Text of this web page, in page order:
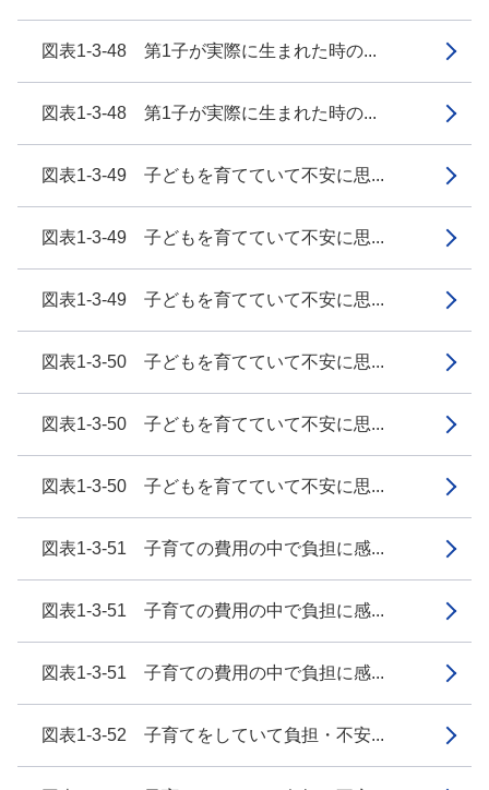
図表1-3-48 第1子が実際に生まれた時の...
図表1-3-48 第1子が実際に生まれた時の...
図表1-3-49 子どもを育てていて不安に思...
図表1-3-49 子どもを育てていて不安に思...
図表1-3-49 子どもを育てていて不安に思...
図表1-3-50 子どもを育てていて不安に思...
図表1-3-50 子どもを育てていて不安に思...
図表1-3-50 子どもを育てていて不安に思...
図表1-3-51 子育ての費用の中で負担に感...
図表1-3-51 子育ての費用の中で負担に感...
図表1-3-51 子育ての費用の中で負担に感...
図表1-3-52 子育てをしていて負担・不安...